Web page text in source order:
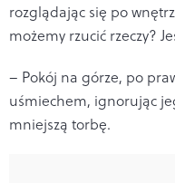
rozglądając się po
możemy rzucić rzeczy?
– Pokój na górze, po
uśmiechem, ignorując
mniejszą torbę.